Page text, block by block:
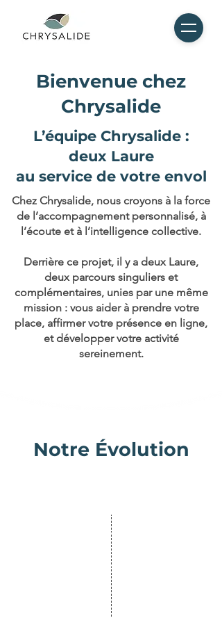
Bienvenue chez
Chrysalide
L’équipe Chrysalide :
deux Laure
au service de votre envol
Chez Chrysalide, nous croyons à la force
de l’accompagnement personnalisé, à
l’écoute et à l’intelligence collective.
Derrière ce projet, il y a deux Laure,
deux parcours singuliers et
complémentaires, unies par une même
mission : vous aider à prendre votre
place, affirmer votre présence en ligne,
et développer votre activité
sereinement.
Notre Évolution
2017
Laure R. Crée sa première
entreprise dans le secteur du
bien-être